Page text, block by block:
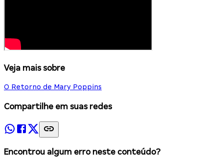
Veja mais sobre
O Retorno de Mary Poppins
Compartilhe em suas redes
Encontrou algum erro neste conteúdo?